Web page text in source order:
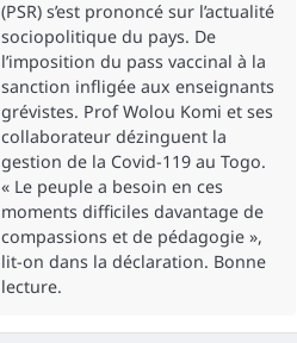
(PSR) s’est prononcé sur l’actualité
sociopolitique du pays. De
l’imposition du pass vaccinal à la
sanction infligée aux enseignants
grévistes. Prof Wolou Komi et ses
collaborateur dézinguent la
gestion de la Covid-119 au Togo.
« Le peuple a besoin en ces
moments difficiles davantage de
compassions et de pédagogie »,
lit-on dans la déclaration. Bonne
lecture.